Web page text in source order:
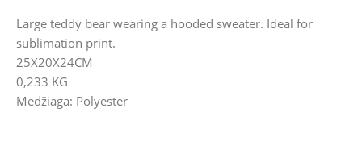
Large teddy bear wearing a hooded sweater. Ideal for
sublimation print.
25X20X24CM
0,233 KG
Medžiaga: Polyester